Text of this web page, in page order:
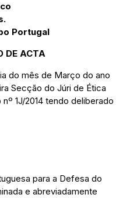
Portugal
DE ACTA
do mês de Março do ano
Secção do Júri de Ética
1J/2014 tendo deliberado
para a Defesa do
e abreviadamente